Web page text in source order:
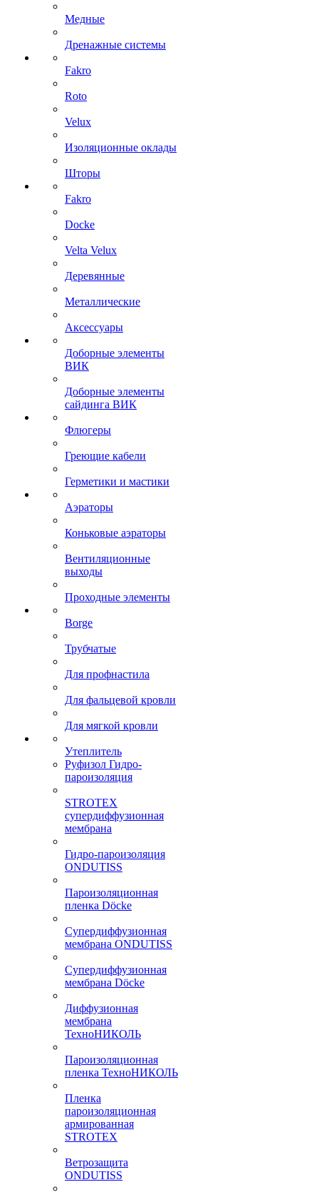
Медные
Дренажные системы
Fakro
Roto
Velux
Изоляционные оклады
Шторы
Fakro
Docke
Velta Velux
Деревянные
Металлические
Аксессуары
Доборные элементы
ВИК
Доборные элементы
сайдинга ВИК
Флюгеры
Греющие кабели
Герметики и мастики
Аэраторы
Коньковые аэраторы
Вентиляционные
выходы
Проходные элементы
Borge
Трубчатые
Для профнастила
Для фальцевой кровли
Для мягкой кровли
Утеплитель
Руфизол Гидро-
пароизоляция
STROTEX
супердиффузионная
мембрана
Гидро-пароизоляция
ONDUTISS
Пароизоляционная
пленка Döcke
Супердиффузионная
мембрана ONDUTISS
Супердиффузионная
мембрана Döcke
Диффузионная
мембрана
ТехноНИКОЛЬ
Пароизоляционная
пленка ТехноНИКОЛЬ
Пленка
пароизоляционная
армированная
STROTEX
Ветрозащита
ONDUTISS